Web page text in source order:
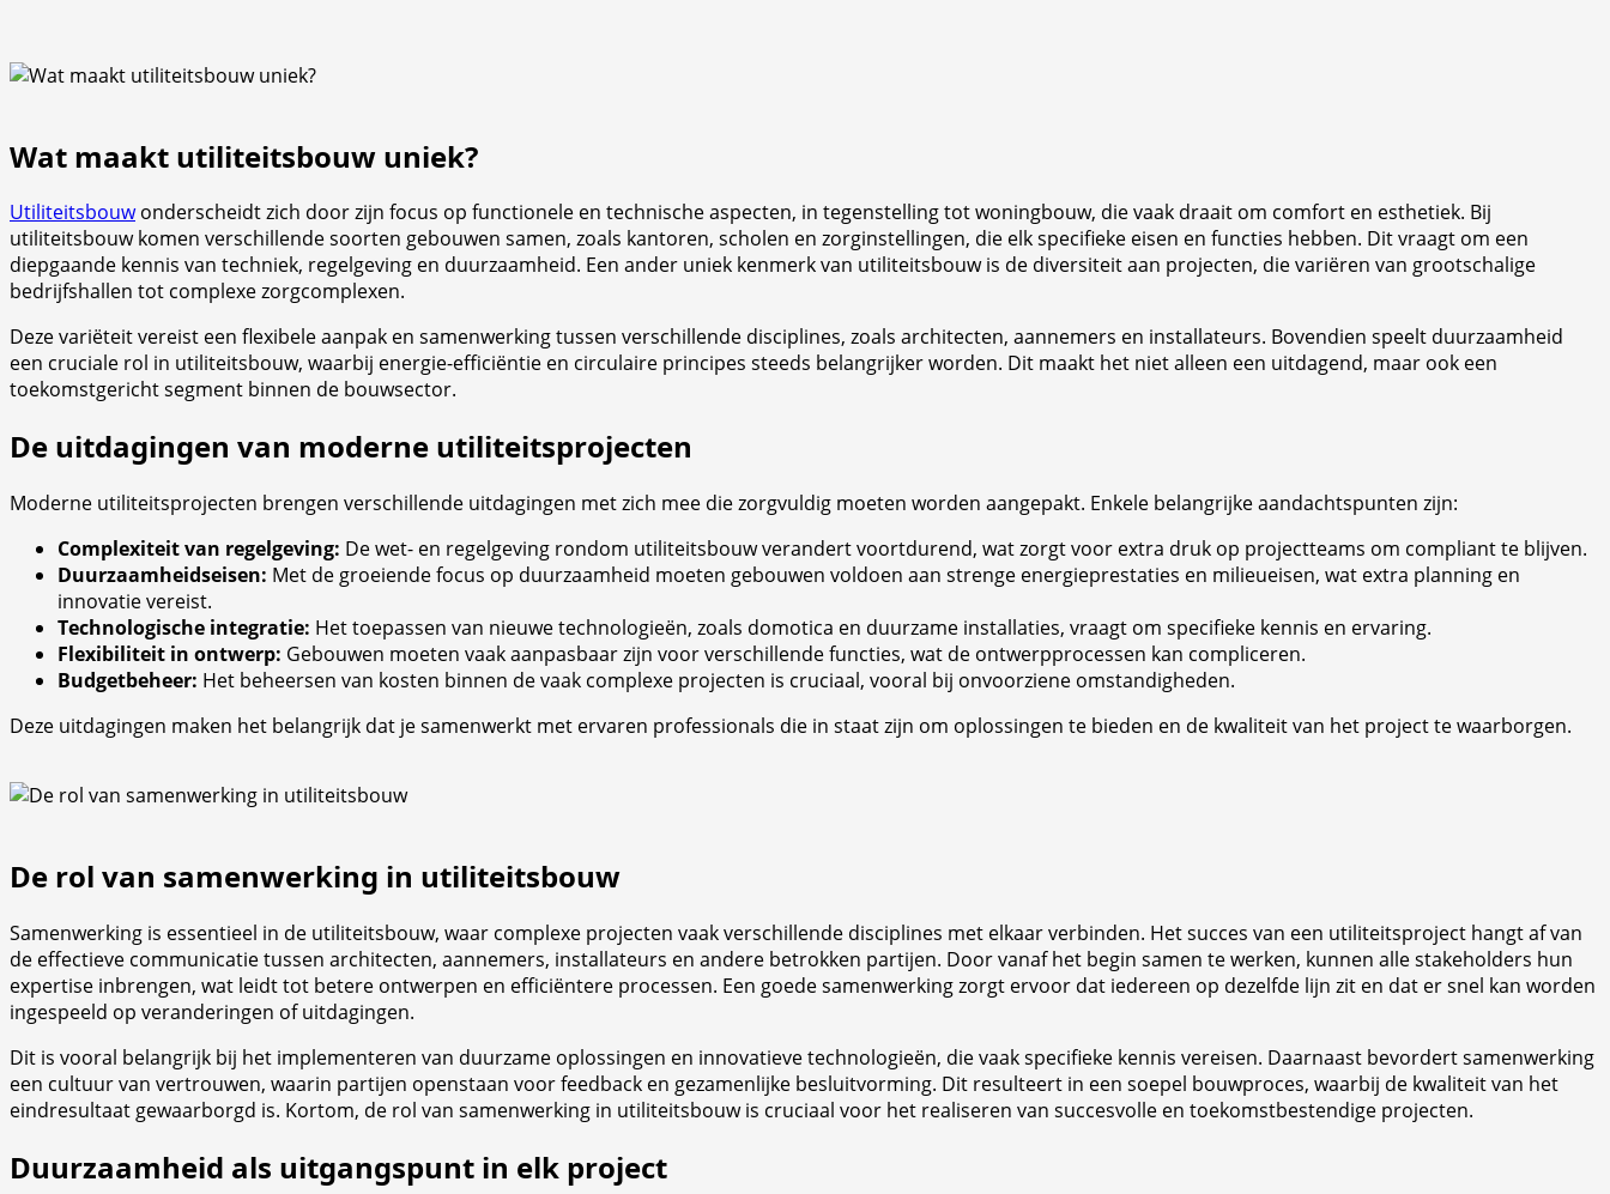
Wat maakt utiliteitsbouw uniek?
Utiliteitsbouwonderscheidt zich door zijn focus op functionele en technische aspecten, in tegenstelling tot woningbouw, die vaak draait om comfort en esthetiek. Bij
utiliteitsbouw komen verschillende soorten gebouwen samen, zoals kantoren, scholen en zorginstellingen, die elk specifieke eisen en functies hebben. Dit vraagt om een
diepgaande kennis van techniek, regelgeving en duurzaamheid. Een ander uniek kenmerk van utiliteitsbouw is de diversiteit aan projecten, die variëren van grootschalige
bedrijfshallen tot complexe zorgcomplexen.
Deze variëteit vereist een flexibele aanpak en samenwerking tussen verschillende disciplines, zoals architecten, aannemers en installateurs. Bovendien speelt duurzaamheid
een cruciale rol in utiliteitsbouw, waarbij energie-efficiëntie en circulaire principes steeds belangrijker worden. Dit maakt het niet alleen een uitdagend, maar ook een
toekomstgericht segment binnen de bouwsector.
De uitdagingen van moderne utiliteitsprojecten
Moderne utiliteitsprojecten brengen verschillende uitdagingen met zich mee die zorgvuldig moeten worden aangepakt. Enkele belangrijke aandachtspunten zijn:
Complexiteit van regelgeving: De wet- en regelgeving rondom utiliteitsbouw verandert voortdurend, wat zorgt voor extra druk op projectteams om compliant te blijven.
Duurzaamheidseisen: Met de groeiende focus op duurzaamheid moeten gebouwen voldoen aan strenge energieprestaties en milieueisen, wat extra planning en
innovatie vereist.
Technologische integratie: Het toepassen van nieuwe technologieën, zoals domotica en duurzame installaties, vraagt om specifieke kennis en ervaring.
Flexibiliteit in ontwerp: Gebouwen moeten vaak aanpasbaar zijn voor verschillende functies, wat de ontwerpprocessen kan compliceren.
Budgetbeheer: Het beheersen van kosten binnen de vaak complexe projecten is cruciaal, vooral bij onvoorziene omstandigheden.
Deze uitdagingen maken het belangrijk dat je samenwerkt met ervaren professionals die in staat zijn om oplossingen te bieden en de kwaliteit van het project te waarborgen.
De rol van samenwerking in utiliteitsbouw
Samenwerking is essentieel in de utiliteitsbouw, waar complexe projecten vaak verschillende disciplines met elkaar verbinden. Het succes van een utiliteitsproject hangt af van
de effectieve communicatie tussen architecten, aannemers, installateurs en andere betrokken partijen. Door vanaf het begin samen te werken, kunnen alle stakeholders hun
expertise inbrengen, wat leidt tot betere ontwerpen en efficiëntere processen. Een goede samenwerking zorgt ervoor dat iedereen op dezelfde lijn zit en dat er snel kan worden
ingespeeld op veranderingen of uitdagingen.
Dit is vooral belangrijk bij het implementeren van duurzame oplossingen en innovatieve technologieën, die vaak specifieke kennis vereisen. Daarnaast bevordert samenwerking
een cultuur van vertrouwen, waarin partijen openstaan voor feedback en gezamenlijke besluitvorming. Dit resulteert in een soepel bouwproces, waarbij de kwaliteit van het
eindresultaat gewaarborgd is. Kortom, de rol van samenwerking in utiliteitsbouw is cruciaal voor het realiseren van succesvolle en toekomstbestendige projecten.
Duurzaamheid als uitgangspunt in elk project